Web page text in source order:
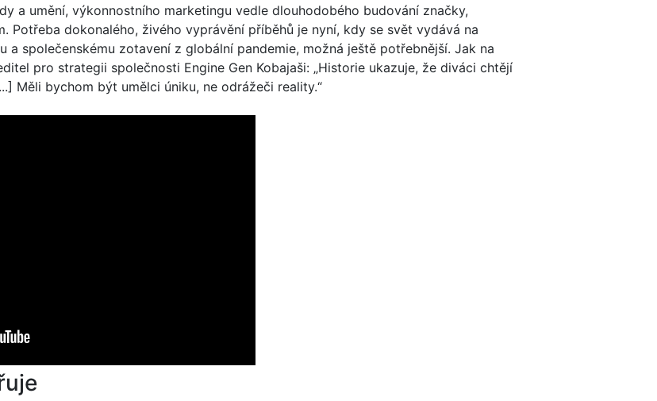
a umění, výkonnostního marketingu vedle dlouhodobého budování značky,
Potřeba dokonalého, živého vyprávění příběhů je nyní, kdy se svět vydává na
a společenskému zotavení z globální pandemie, možná ještě potřebnější. Jak na
pro strategii společnosti Engine Gen Kobajaši: „Historie ukazuje, že diváci chtějí
Měli bychom být umělci úniku, ne odrážeči reality.“